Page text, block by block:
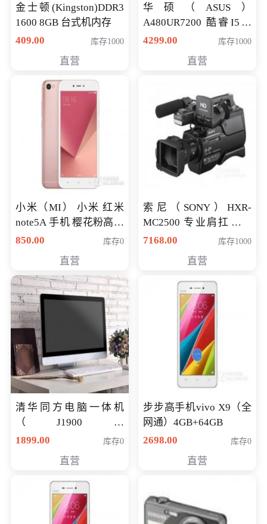
金士顿(Kingston)DDR3
1600 8GB 台式机内存
409.00
库存1000
直营
华硕（ASUS）
A480UR7200 酷睿I5超
薄学生办公游戏独显笔
NV930-2G独
4299.00 库存1000
直营
小米（MI） 小米 红米
note5A 手机 樱花粉高配
版 全网通(3G+32G)
850.00 库存0
直营
索尼（SONY）HXR-
MC2500 专业肩扛式存
储卡全高清摄录一体机
清入门级摄像机
7168.00 库存1000
直营
清华同方电脑一体机
（J1900四
核/4G/120G0.8CM厚度
1899.00 库存0
直营
步步高手机vivo X9（全
网通）4GB+64GB
2698.00
库存0
直营